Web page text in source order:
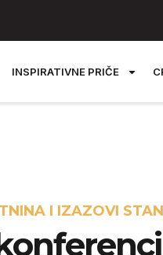
INSPIRATIVNE PRIČE
I IZAZOVI